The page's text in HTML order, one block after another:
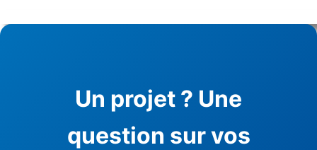
Un projet ? Une
question sur vos